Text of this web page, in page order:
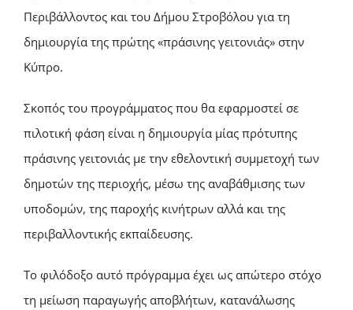
Περιβάλλοντος και του Δήμου Στροβόλου για τη
δημιουργία της πρώτης «πράσινης γειτονιάς» στην
Κύπρο.
Σκοπός του προγράμματος που θα εφαρμοστεί σε
πιλοτική φάση είναι η δημιουργία μίας πρότυπης
πράσινης γειτονιάς με την εθελοντική συμμετοχή των
δημοτών της περιοχής, μέσω της αναβάθμισης των
υποδομών, της παροχής κινήτρων αλλά και της
περιβαλλοντικής εκπαίδευσης.
Το φιλόδοξο αυτό πρόγραμμα έχει ως απώτερο στόχο
τη μείωση παραγωγής αποβλήτων, κατανάλωσης